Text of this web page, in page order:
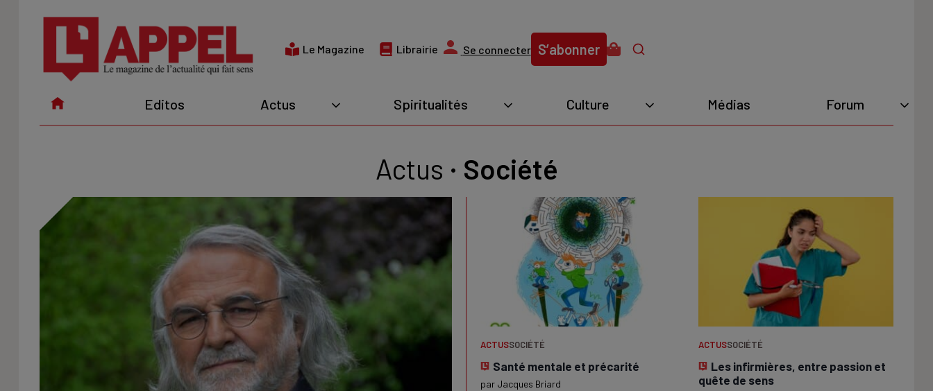
Le Magazine Librairie Se connecter S’abonner
Editos Actus Spiritualités Culture Médias Forum
Société
Actus • Société
ACTUSSOCIÉTÉ
Santé mentale et précarité
par Jacques Briard
ACTUSSOCIÉTÉ
Les infirmières, entre passion et
quête de sens